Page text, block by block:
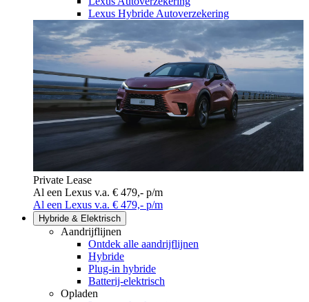
Lexus Hybride Autoverzekering
Private Lease
Al een Lexus v.a. € 479,- p/m
Al een Lexus v.a. € 479,- p/m
Hybride & Elektrisch
Aandrijflijnen
Ontdek alle aandrijflijnen
Hybride
Plug-in hybride
Batterij-elektrisch
Opladen